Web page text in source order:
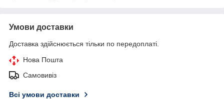
Умови доставки
Доставка здійснюється тільки по передоплаті.
Нова Пошта
Самовивіз
Всі умови доставки